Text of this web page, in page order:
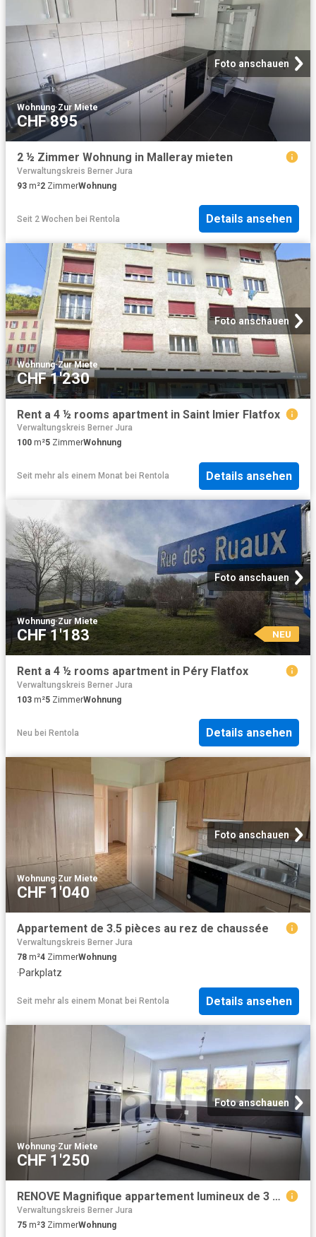
Foto anschauen
Wohnung·Zur Miete
CHF 895
2 ½ Zimmer Wohnung in Malleray mieten
Verwaltungskreis Berner Jura
93 m²2 ZimmerWohnung
Seit 2 Wochen bei Rentola Details ansehen
Foto anschauen
Wohnung·Zur Miete
CHF 1'230
Rent a 4 ½ rooms apartment in Saint Imier Flatfox
Verwaltungskreis Berner Jura
100 m²5 ZimmerWohnung
Seit mehr als einem Monat bei Rentola Details ansehen
Foto anschauen
Wohnung·Zur Miete
CHF 1'183 NEU
Rent a 4 ½ rooms apartment in Péry Flatfox
Verwaltungskreis Berner Jura
103 m²5 ZimmerWohnung
Neu bei Rentola Details ansehen
Foto anschauen
Wohnung·Zur Miete
CHF 1'040
Appartement de 3.5 pièces au rez de chaussée
Verwaltungskreis Berner Jura
78 m²4 ZimmerWohnung
·Parkplatz
Seit mehr als einem Monat bei Rentola Details ansehen
Foto anschauen
Wohnung·Zur Miete
CHF 1'250
RENOVE Magnifique appartement lumineux de 3 pièces.
Verwaltungskreis Berner Jura
75 m²3 ZimmerWohnung